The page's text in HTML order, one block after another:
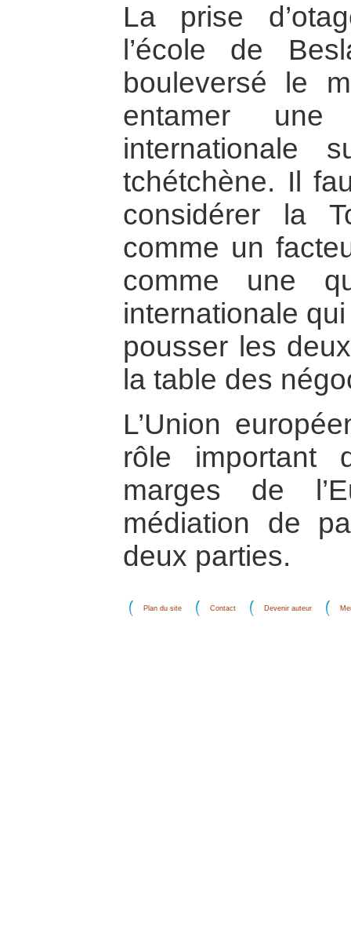
La prise
l’école de
bouleversé le
entamer une
internationale
tchétchène. Il
considérer la
comme un
comme une
internationale
pousser les
la table des
L’Union
rôle important
marges de
médiation de
deux parties.
Plan du site Contact Devenir auteur